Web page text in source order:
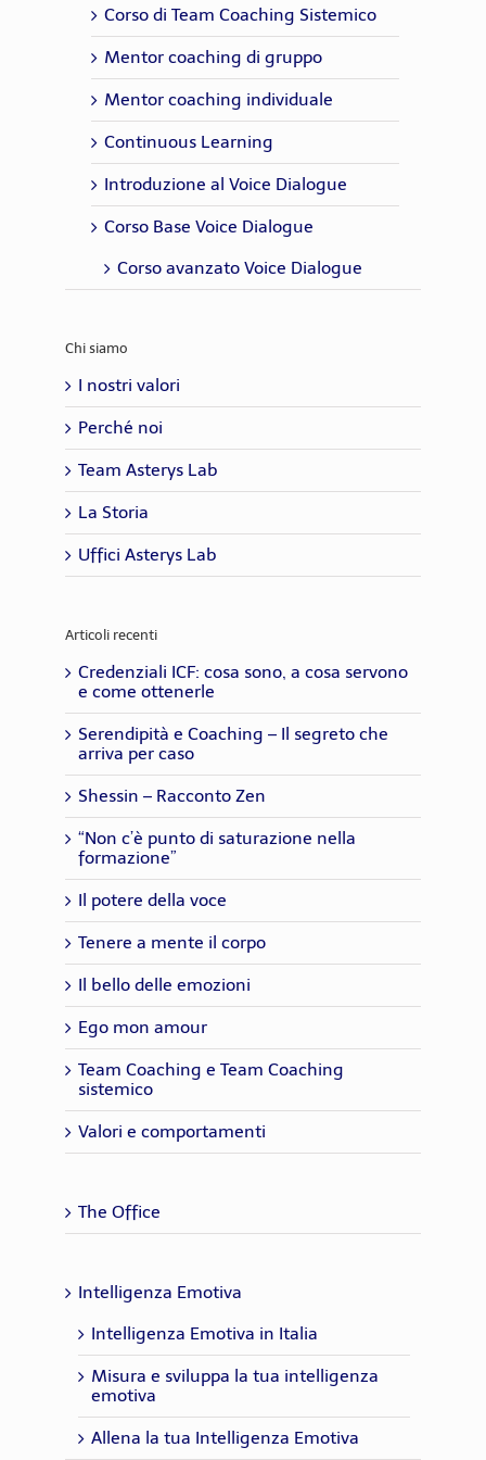
Corso di Team Coaching Sistemico
Mentor coaching di gruppo
Mentor coaching individuale
Continuous Learning
Introduzione al Voice Dialogue
Corso Base Voice Dialogue
Corso avanzato Voice Dialogue
Chi siamo
I nostri valori
Perché noi
Team Asterys Lab
La Storia
Uffici Asterys Lab
Articoli recenti
Credenziali ICF: cosa sono, a cosa servono
e come ottenerle
Serendipità e Coaching – Il segreto che
arriva per caso
Shessin – Racconto Zen
“Non c’è punto di saturazione nella
formazione”
Il potere della voce
Tenere a mente il corpo
Il bello delle emozioni
Ego mon amour
Team Coaching e Team Coaching
sistemico
Valori e comportamenti
The Office
Intelligenza Emotiva
Intelligenza Emotiva in Italia
Misura e sviluppa la tua intelligenza
emotiva
Allena la tua Intelligenza Emotiva